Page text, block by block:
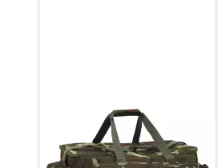
Sporttasche 57 x 35 x 34 cm
Angeltasche Wasserdicht
Grüne Tarnfarben Oxford-